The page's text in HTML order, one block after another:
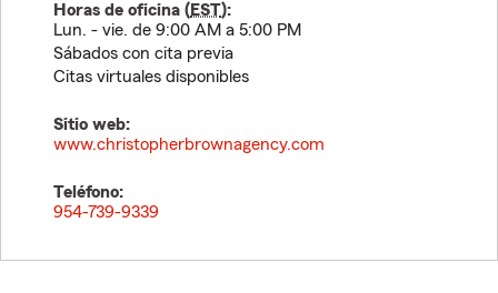
Horas de oficina (EST):
Lun. - vie. de 9:00 AM a 5:00 PM
Sábados con cita previa
Citas virtuales disponibles
Sitio web:
www.christopherbrownagency.com
Teléfono:
954-739-9339